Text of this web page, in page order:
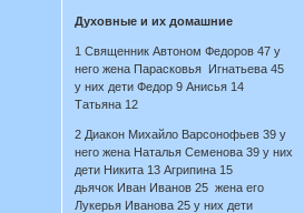
Духовные и их домашние
1 Священник Автоном Федоров 47 у
него жена Парасковья Игнатьева 45
у них дети Федор 9 Анисья 14
Татьяна 12
2 Диакон Михайло Варсонофьев 39 у
него жена Наталья Семенова 39 у них
дети Никита 13 Агрипина 15
дьячок Иван Иванов 25 жена его
Лукерья Иванова 25 у них дети